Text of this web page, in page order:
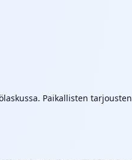
Paikallisten